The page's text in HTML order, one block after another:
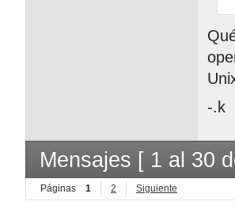
-.k
Mensajes [ 1 al 30
Páginas 1 2 Siguiente